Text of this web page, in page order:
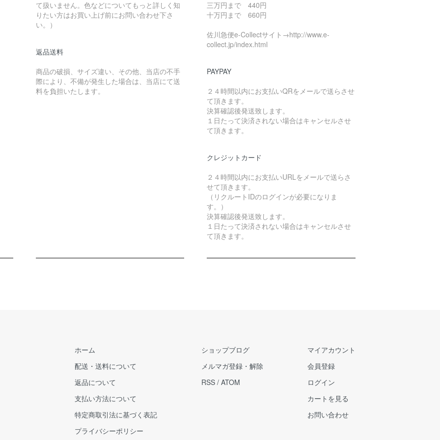
て扱いません。色などについてもっと詳しく知
りたい方はお買い上げ前にお問い合わせ下さ
い。）
返品送料
商品の破損、サイズ違い、その他、当店の不手
際により、不備が発生した場合は、当店にて送
料を負担いたします。
三万円まで 440円
十万円まで 660円
佐川急便e-Collectサイト→http://www.e-
collect.jp/index.html
PAYPAY
２４時間以内にお支払いQRをメールで送らさせ
て頂きます。
決算確認後発送致します。
１日たって決済されない場合はキャンセルさせ
て頂きます。
クレジットカード
２４時間以内にお支払いURLをメールで送らさ
せて頂きます。
（リクルートIDのログインが必要になりま
す。）
決算確認後発送致します。
１日たって決済されない場合はキャンセルさせ
て頂きます。
ホーム
配送・送料について
返品について
支払い方法について
特定商取引法に基づく表記
プライバシーポリシー
ショップブログ
メルマガ登録・解除
RSS / ATOM
マイアカウント
会員登録
ログイン
カートを見る
お問い合わせ